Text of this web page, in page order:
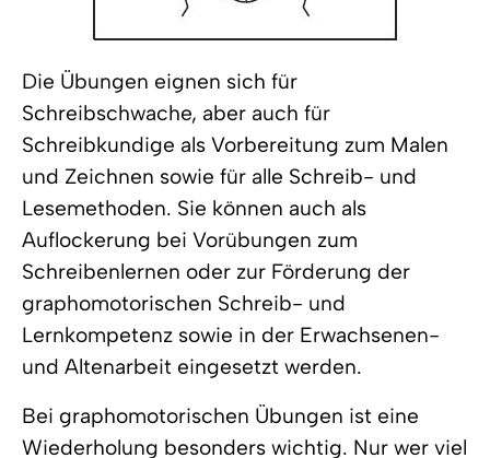
Die Übungen eignen sich für
Schreibschwache, aber auch für
Schreibkundige als Vorbereitung zum Malen
und Zeichnen sowie für alle Schreib- und
Lesemethoden. Sie können auch als
Auflockerung bei Vorübungen zum
Schreibenlernen oder zur Förderung der
graphomotorischen Schreib- und
Lernkompetenz sowie in der Erwachsenen-
und Altenarbeit eingesetzt werden.
Bei graphomotorischen Übungen ist eine
Wiederholung besonders wichtig. Nur wer viel